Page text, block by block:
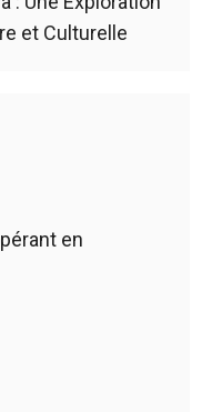
et Culturelle
en